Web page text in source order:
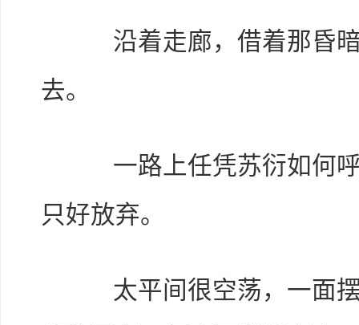
沿着走廊，借着那昏暗
去。
一路上任凭苏衍如何呼
只好放弃。
太平间很空荡，一面摆